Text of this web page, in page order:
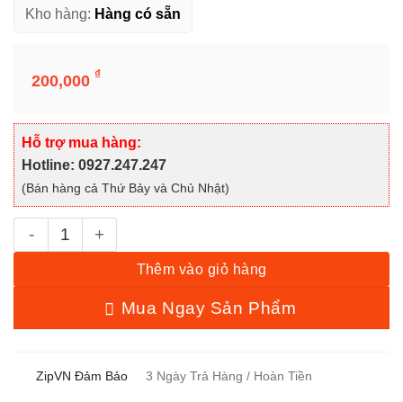
Kho hàng: Hàng có sẵn
200,000 ₫
Hỗ trợ mua hàng:
Hotline: 0927.247.247
(Bán hàng cả Thứ Bảy và Chủ Nhật)
Đầu bơm gas mark cross chuyên dụng số lượng
Mua Ngay Sản Phẩm
ZipVN Đảm Bảo 3 Ngày Trả Hàng / Hoàn Tiền